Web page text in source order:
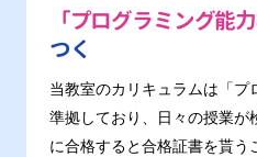
「プログラミング能
つく
当教室のカリキュラムは「プ
準拠しており、日々の授業が
に合格すると合格証書を貰う